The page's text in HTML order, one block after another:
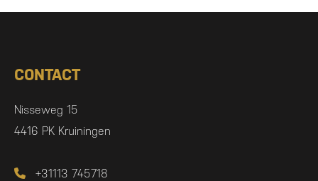
CONTACT
Nisseweg 15
4416 PK Kruiningen
+31113 745718